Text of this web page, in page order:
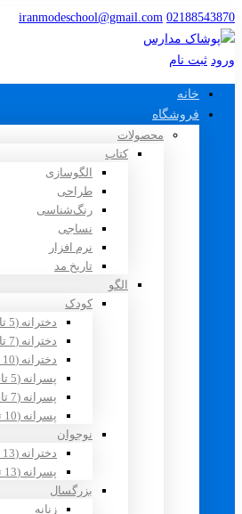
02188543870
iranmodeschool@gmail.com
ورود ثبت نام
خانه
فروشگاه
محصولات
کتاب
الگوسازی
طراحی
رنگ‌شناسی
نساجی
نرم افزار
تاریخ مد
الگو
کودک
دخترانه (5 تا 6 سال)
دخترانه (7 تا 9 سال)
دخترانه (10 تا 12 سال)
پسرانه (5 تا 6 سال)
پسرانه (7 تا 9 سال)
پسرانه (10 تا 12 سال)
نوجوان
دخترانه (13 تا 18 سال)
پسرانه (13 تا 18 سال)
بزرگسال
زنانه